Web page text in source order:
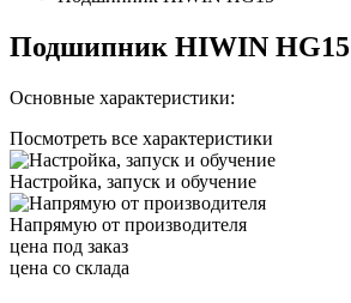
Подшипник HIWIN HG15
Основные характеристики:
Посмотреть все характеристики
Настройка, запуск и обучение
Напрямую от производителя
цена под заказ
цена со склада